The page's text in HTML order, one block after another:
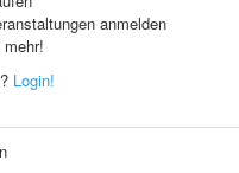
anmelden
Login!